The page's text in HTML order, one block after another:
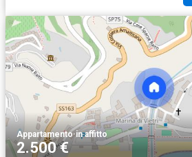
Appartamento·in affitto
2.500 €